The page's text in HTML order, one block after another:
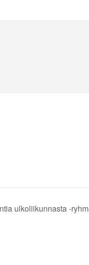
ulkoliikunnasta -